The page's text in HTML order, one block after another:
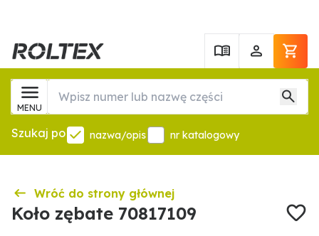
MENU
Szukaj po nazwa/opis nr katalogowy
Wróć do strony głównej
Koło zębate 70817109